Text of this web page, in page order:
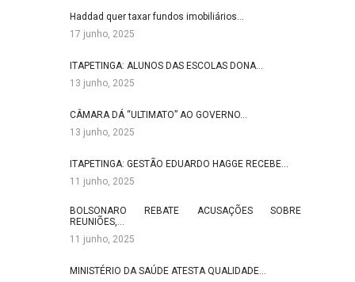
Haddad quer taxar fundos imobiliários…
17 junho, 2025
ITAPETINGA: ALUNOS DAS ESCOLAS DONA…
13 junho, 2025
CÂMARA DÁ “ULTIMATO” AO GOVERNO…
13 junho, 2025
ITAPETINGA: GESTÃO EDUARDO HAGGE RECEBE…
11 junho, 2025
BOLSONARO REBATE ACUSAÇÕES SOBRE
REUNIÕES,…
11 junho, 2025
MINISTÉRIO DA SAÚDE ATESTA QUALIDADE…